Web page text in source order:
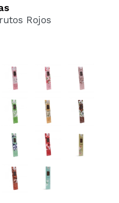
podrás realizar
el estado de tus
anteriores.
CUENTA
Rojos